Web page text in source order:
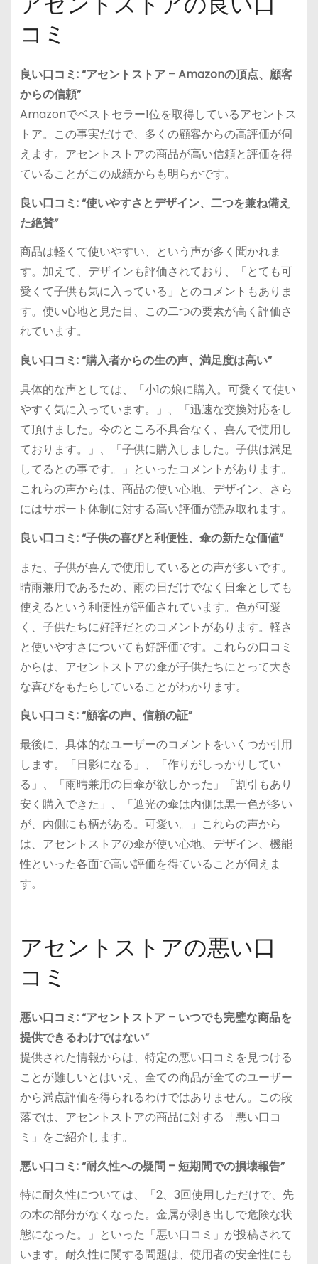
コミ
良い口コミ: “アセントストア – Amazonの頂点、顧客
からの信頼”
Amazonでベストセラー1位を取得しているアセントス
トア。この事実だけで、多くの顧客からの高評価が伺
えます。アセントストアの商品が高い信頼と評価を得
ていることがこの成績からも明らかです。
良い口コミ: “使いやすさとデザイン、二つを兼ね備え
た絶賛”
商品は軽くて使いやすい、という声が多く聞かれま
す。加えて、デザインも評価されており、「とても可
愛くて子供も気に入っている」とのコメントもありま
す。使い心地と見た目、この二つの要素が高く評価さ
れています。
良い口コミ: “購入者からの生の声、満足度は高い”
具体的な声としては、「小1の娘に購入。可愛くて使い
やすく気に入っています。」、「迅速な交換対応をし
て頂けました。今のところ不具合なく、喜んで使用し
ております。」、「子供に購入しました。子供は満足
してるとの事です。」といったコメントがあります。
これらの声からは、商品の使い心地、デザイン、さら
にはサポート体制に対する高い評価が読み取れます。
良い口コミ: “子供の喜びと利便性、傘の新たな価値”
また、子供が喜んで使用しているとの声が多いです。
晴雨兼用であるため、雨の日だけでなく日傘としても
使えるという利便性が評価されています。色が可愛
く、子供たちに好評だとのコメントがあります。軽さ
と使いやすさについても好評価です。これらの口コミ
からは、アセントストアの傘が子供たちにとって大き
な喜びをもたらしていることがわかります。
良い口コミ: “顧客の声、信頼の証”
最後に、具体的なユーザーのコメントをいくつか引用
します。「日影になる」、「作りがしっかりしてい
る」、「雨晴兼用の日傘が欲しかった」「割引もあり
安く購入できた」、「遮光の傘は内側は黒一色が多い
が、内側にも柄がある。可愛い。」これらの声から
は、アセントストアの傘が使い心地、デザイン、機能
性といった各面で高い評価を得ていることが伺えま
す。
アセントストアの悪い口
コミ
悪い口コミ: “アセントストア – いつでも完璧な商品を
提供できるわけではない”
提供された情報からは、特定の悪い口コミを見つける
ことが難しいとはいえ、全ての商品が全てのユーザー
から満点評価を得られるわけではありません。この段
落では、アセントストアの商品に対する「悪い口コ
ミ」をご紹介します。
悪い口コミ: “耐久性への疑問 – 短期間での損壊報告”
特に耐久性については、「2、3回使用しただけで、先
の木の部分がなくなった。金属が剥き出しで危険な状
態になった。」といった「悪い口コミ」が投稿されて
います。耐久性に関する問題は、使用者の安全性にも